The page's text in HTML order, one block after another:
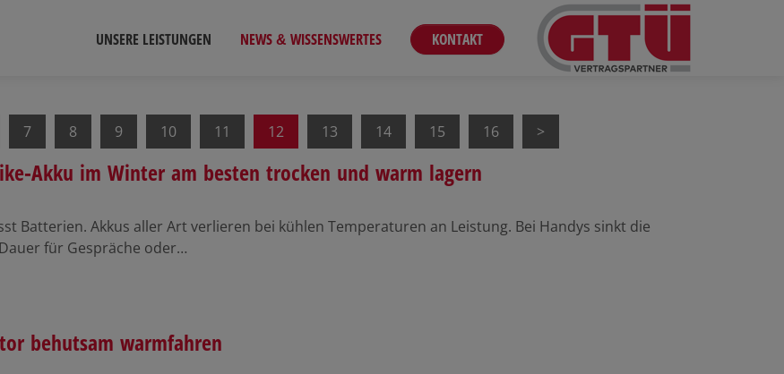
UNSERE LEISTUNGEN NEWS & WISSENSWERTES KONTAKT
7 8 9 10 11 12 13 14 15 16
Akku im Winter am besten trocken und warm lagern
Batterien. Akkus aller Art verlieren bei kühlen Temperaturen an Leistung. Bei Handys sinkt die
für Gespräche oder…
behutsam warmfahren